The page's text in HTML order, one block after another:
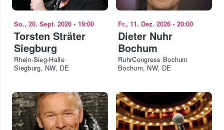
So., 20. Sept. 2026 • 19:00
Torsten Sträter
Siegburg
Rhein-Sieg-Halle
Siegburg, NW, DE
Fr., 11. Dez. 2026 • 20:00
Dieter Nuhr
Bochum
RuhrCongress Bochum
Bochum, NW, DE